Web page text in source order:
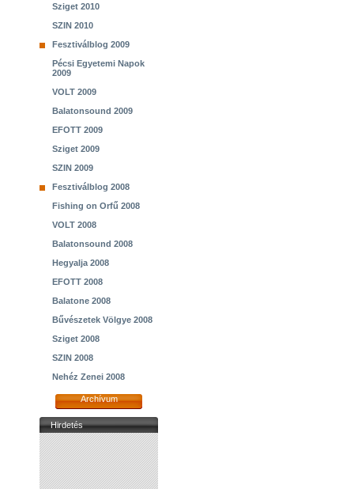
Sziget 2010
SZIN 2010
Fesztiválblog 2009
Pécsi Egyetemi Napok
2009
VOLT 2009
Balatonsound 2009
EFOTT 2009
Sziget 2009
SZIN 2009
Fesztiválblog 2008
Fishing on Orfű 2008
VOLT 2008
Balatonsound 2008
Hegyalja 2008
EFOTT 2008
Balatone 2008
Bűvészetek Völgye 2008
Sziget 2008
SZIN 2008
Nehéz Zenei 2008
Archívum
Hirdetés